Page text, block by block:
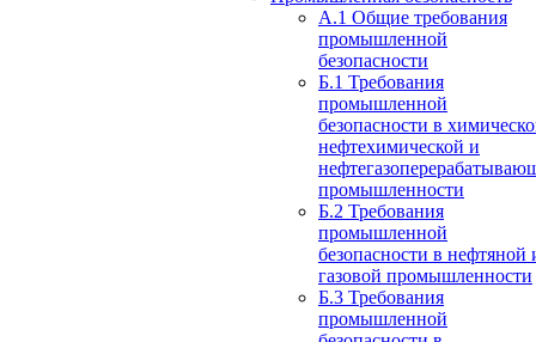
А.1 Общие требования
промышленной
безопасности
Б.1 Требования
промышленной
безопасности в
нефтехимической и
промышленности
Б.2 Требования
промышленной
безопасности в нефтяной
газовой промышленности
Б.3 Требования
промышленной